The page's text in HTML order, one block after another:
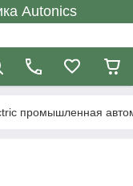
Autonics
промышленная